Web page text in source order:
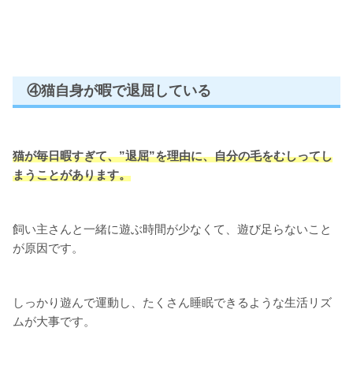
④猫自身が暇で退屈している
猫が毎日暇すぎて、”退屈”を理由に、自分の毛をむしってし
まうことがあります。
飼い主さんと一緒に遊ぶ時間が少なくて、遊び足らないこと
が原因です。
しっかり遊んで運動し、たくさん睡眠できるような生活リズ
ムが大事です。